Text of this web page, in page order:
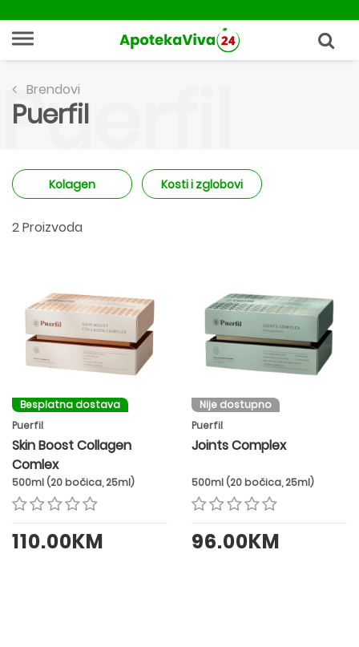
Brendovi
Puerfil
Puerfil
Kolagen Kosti i zglobovi
2 Proizvoda
Besplatna dostava
Puerfil
Skin Boost Collagen
Comlex
500ml (20 bočica, 25ml)
110.00KM
Nije dostupno
Puerfil
Joints Complex
500ml (20 bočica, 25ml)
96.00KM